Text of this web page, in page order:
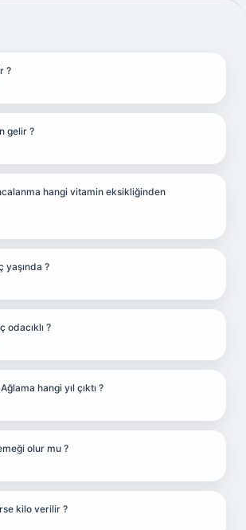
?
gelir ?
hangi vitamin eksikliğinden
yaşında ?
odacıklı ?
hangi yıl çıktı ?
olur mu ?
kilo verilir ?